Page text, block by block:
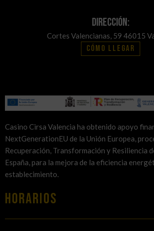
Dirección:
Cortes Valencianas, 59 46015
Cómo llegar
Casino Cirsa Valencia ha obtenido apoyo
NextGenerationEU de la Unión Europea,
Recuperación, Transformación y Resiliencia
España, para la mejora de la eficiencia
establecimiento.
HORARIOS